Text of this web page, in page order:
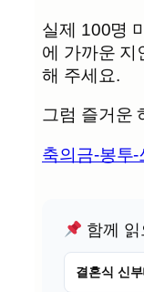
실제 100명
에 가까운 지
해 주세요.
그럼 즐거운
축의금-봉투
함께
결혼식 신